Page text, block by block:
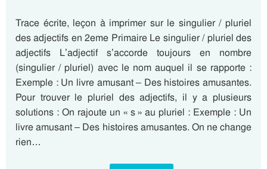
Trace écrite, leçon à imprimer sur le singulier / pluriel
des adjectifs en 2eme Primaire Le singulier / pluriel des
adjectifs L’adjectif s’accorde toujours en nombre
(singulier / pluriel) avec le nom auquel il se rapporte :
Exemple : Un livre amusant – Des histoires amusantes.
Pour trouver le pluriel des adjectifs, il y a plusieurs
solutions : On rajoute un « s » au pluriel : Exemple : Un
livre amusant – Des histoires amusantes. On ne change
rien…